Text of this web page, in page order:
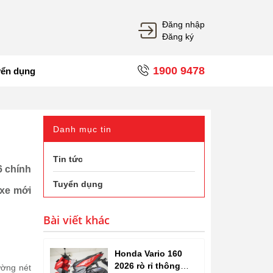
Đăng nhập
Đăng ký
dụng 1900 9478
chính
mới
nét
Danh mục tin
Tin tức
Tuyển dụng
Bài viết khác
Honda Vario 160
2026 rò rỉ thông